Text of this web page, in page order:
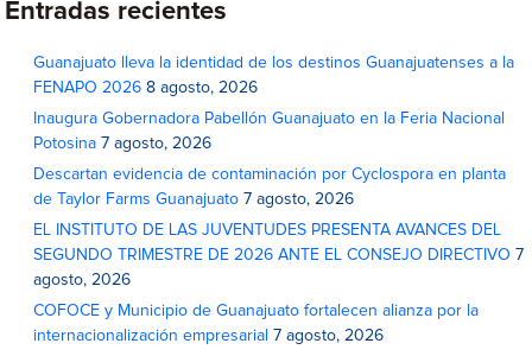
Entradas recientes
Guanajuato lleva la identidad de los destinos Guanajuatenses a la
FENAPO 2026 8 agosto, 2026
Inaugura Gobernadora Pabellón Guanajuato en la Feria Nacional
Potosina 7 agosto, 2026
Descartan evidencia de contaminación por Cyclospora en planta
de Taylor Farms Guanajuato 7 agosto, 2026
EL INSTITUTO DE LAS JUVENTUDES PRESENTA AVANCES DEL
SEGUNDO TRIMESTRE DE 2026 ANTE EL CONSEJO DIRECTIVO 7
agosto, 2026
COFOCE y Municipio de Guanajuato fortalecen alianza por la
internacionalización empresarial 7 agosto, 2026